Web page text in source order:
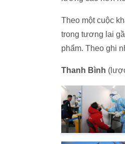
Theo một cuộc
trong tương lai
phẩm. Theo ghi
Thanh Bình